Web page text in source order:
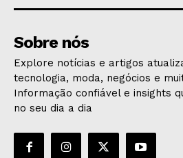
Sobre nós
Explore notícias e artigos
tecnologia, moda, negócios e
Informação confiável e insights
no seu dia a dia